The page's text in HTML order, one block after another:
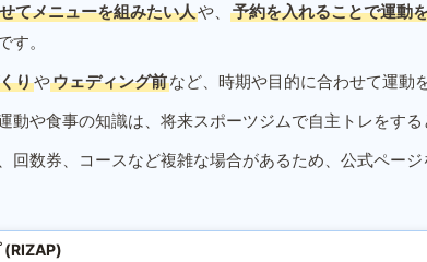
てメニューを組みたい人や、 予約を入れることで運動
す。
りやウェディング前など、時期や目的に合わせて運動
動や食事の知識は、将来スポーツジムで自主トレをする
回数券、コースなど複雑な場合があるため、公式ペー
(RIZAP)